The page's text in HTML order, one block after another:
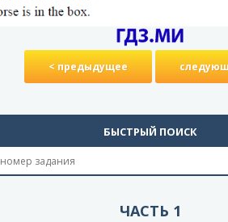
< предыдущее
БЫСТРЫЙ ПОИСК
ЧАСТЬ 1